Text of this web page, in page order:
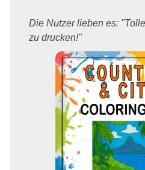
Die Nutzer lieben es:
zu drucken!"